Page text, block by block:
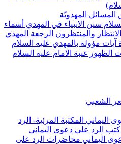
في المهديأسماء
الرجعةالمهدي
عليه السلام
الامام عليه السلام
المرئية- الرد
اليماني
الرد على